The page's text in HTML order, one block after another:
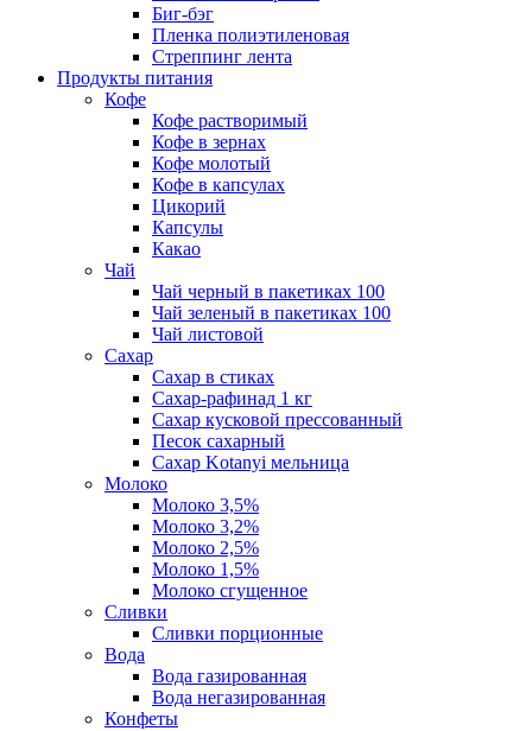
Биг-бэг
Пленка полиэтиленовая
Стреппинг лента
Продукты питания
Кофе
Кофе растворимый
Кофе в зернах
Кофе молотый
Кофе в капсулах
Цикорий
Капсулы
Какао
Чай
Чай черный в пакетиках 100
Чай зеленый в пакетиках 100
Чай листовой
Сахар
Сахар в стиках
Сахар-рафинад 1 кг
Сахар кусковой прессованный
Песок сахарный
Сахар Kotanyi мельница
Молоко
Молоко 3,5%
Молоко 3,2%
Молоко 2,5%
Молоко 1,5%
Молоко сгущенное
Сливки
Сливки порционные
Вода
Вода газированная
Вода негазированная
Конфеты